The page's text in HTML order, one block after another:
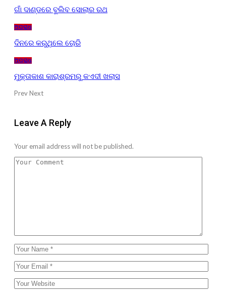
ଗାଁ ଦାଣ୍ଡରେ ବୁଲିବ ସୋଲାର ରଥ
ଅପରାଧ
ଦିନରେ କରୁଥିଲେ ଚୋରି
ଅପରାଧ
ମୁକ୍ତାକାଶ କାରାଶ୍ରମରୁ କଏଦୀ ଖଲାସ
PrevNext
Leave A Reply
Your email address will not be published.